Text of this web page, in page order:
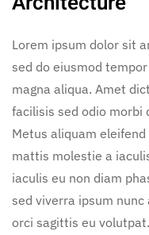
Lorem ipsum dolor sit
sed do eiusmod
magna aliqua. Amet
facilisis sed odio morbi
Metus aliquam
mattis molestie a
iaculis eu non diam
sed viverra ipsum
orci sagittis eu volutpat.